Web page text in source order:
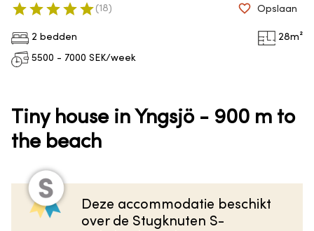
2 bedden 28m²
5500 - 7000 SEK/week
( 18 ) Opslaan
Tiny house in Yngsjö - 900 m to
the beach
Deze accommodatie beschikt
over de Stugknuten S-